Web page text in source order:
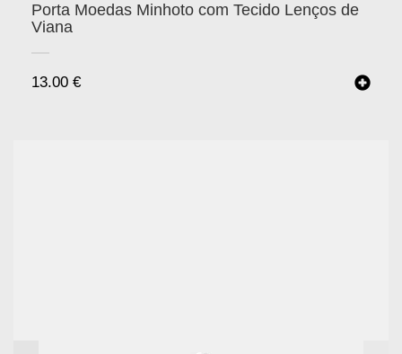
Porta Moedas Minhoto com Tecido Lenços de
Viana
13.00 €